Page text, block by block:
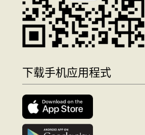
下载手机应用程式